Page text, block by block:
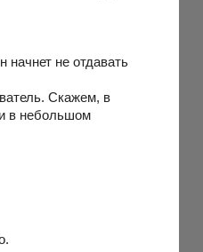
начнет не отдавать
Скажем, в
в небольшом